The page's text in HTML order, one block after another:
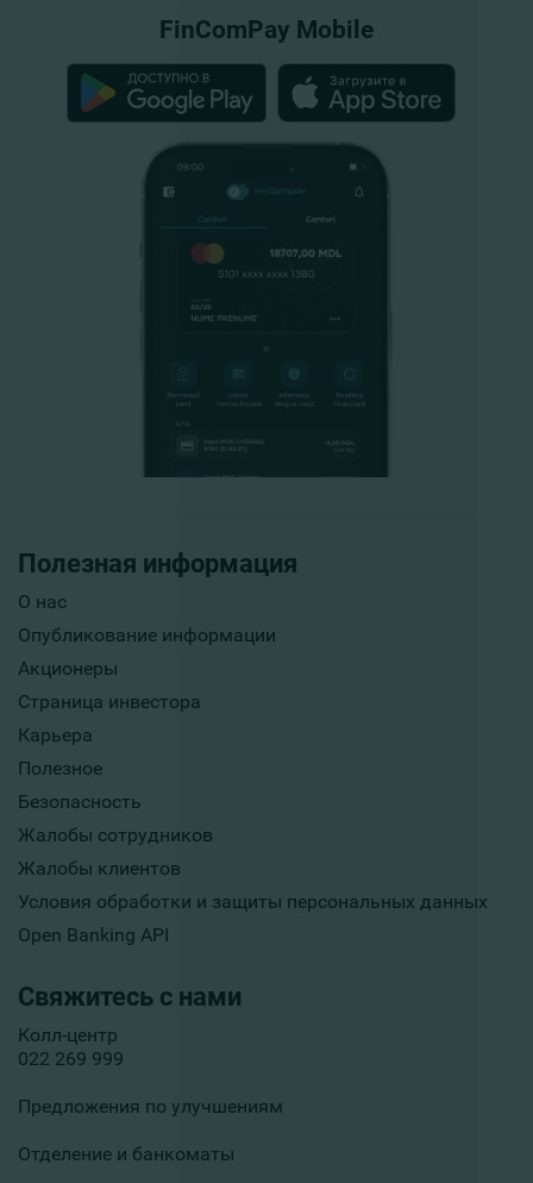
Полезная информация
О нас
Опубликование информации
Акционеры
Страница инвестора
Карьера
Полезное
Безопасность
Жалобы сотрудников
Жалобы клиентов
Условия обработки и защиты персональных данных
Open Banking API
Свяжитесь с нами
Колл-центр
022 269 999
Предложения по улучшениям
Отделение и банкоматы
FinComPay Mobile